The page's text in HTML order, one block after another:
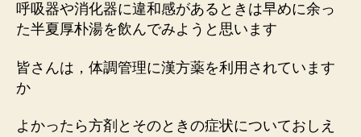
呼吸器や消化器に違和感があるときは早めに余っ
た半夏厚朴湯を飲んでみようと思います
皆さんは，体調管理に漢方薬を利用されています
か
よかったら方剤とそのときの症状についておしえ